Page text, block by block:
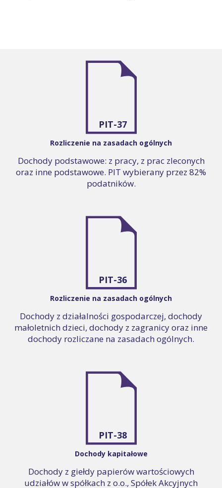
PIT-37
Rozliczenie na zasadach ogólnych
Dochody podstawowe: z pracy, z prac zleconych
oraz inne podstawowe. PIT wybierany przez 82%
podatników.
PIT-36
Rozliczenie na zasadach ogólnych
Dochody z działalności gospodarczej, dochody
małoletnich dzieci, dochody z zagranicy oraz inne
dochody rozliczane na zasadach ogólnych.
PIT-38
Dochody kapitałowe
Dochody z giełdy papierów wartościowych
udziałów w spółkach z o.o., Spółek Akcyjnych